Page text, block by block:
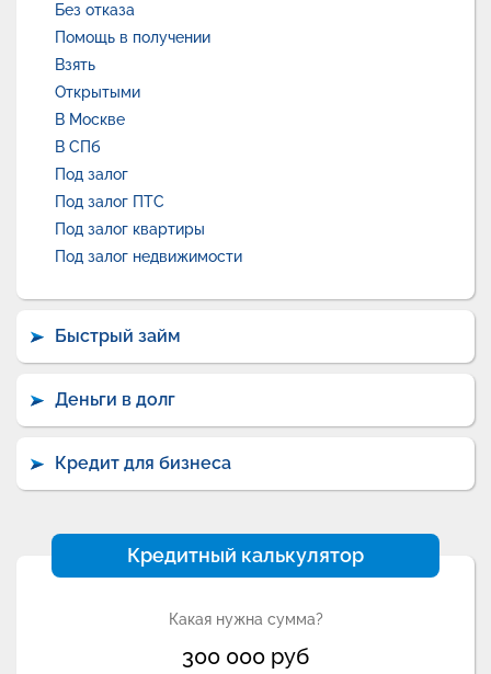
Без отказа
Помощь в получении
Взять
Открытыми
В Москве
В СПб
Под залог
Под залог ПТС
Под залог квартиры
Под залог недвижимости
Быстрый займ
Деньги в долг
Кредит для бизнеса
Кредитный калькулятор
Какая нужна сумма?
300 000 руб